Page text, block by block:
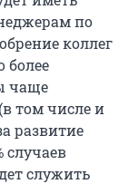
по
коллег
более
чаще
том числе и
развитие
случаев
служить